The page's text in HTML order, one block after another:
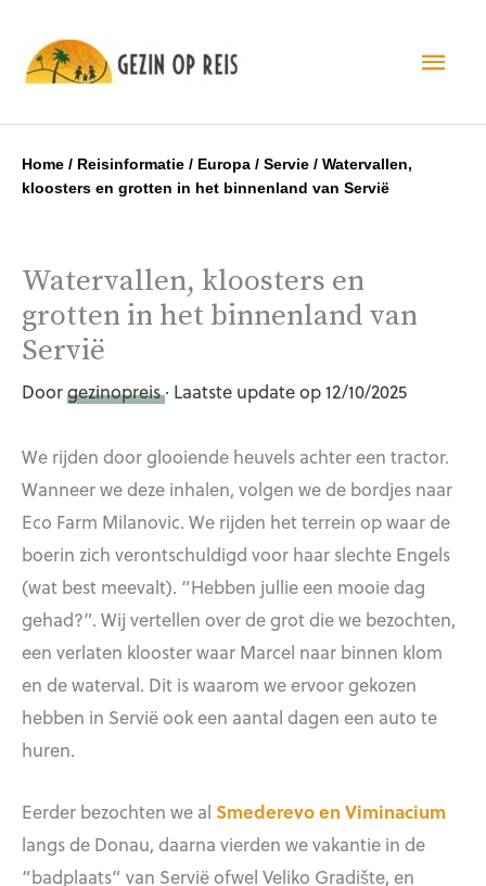
Home / Reisinformatie / Europa / Servie / Watervallen,
kloosters en grotten in het binnenland van Servië
Watervallen, kloosters en
grotten in het binnenland van
Servië
Doorgezinopreis· Laatste update op 12/10/2025
We rijden door glooiende heuvels achter een tractor.
Wanneer we deze inhalen, volgen we de bordjes naar
Eco Farm Milanovic. We rijden het terrein op waar de
boerin zich verontschuldigd voor haar slechte Engels
(wat best meevalt). “Hebben jullie een mooie dag
gehad?”. Wij vertellen over de grot die we bezochten,
een verlaten klooster waar Marcel naar binnen klom
en de waterval. Dit is waarom we ervoor gekozen
hebben in Servië ook een aantal dagen een auto te
huren.
Eerder bezochten we al Smederevo en Viminacium
langs de Donau, daarna vierden we vakantie in de
“badplaats” van Servië ofwel Veliko Gradište, en